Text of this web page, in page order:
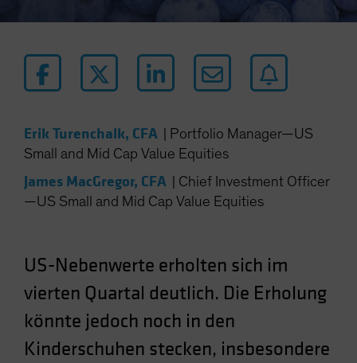
Japan - 日本
Luxembourg and Other EMEA
Norway
Poland
South Korea - 대한민국
Spain
Sweden
Switzerland
Erik Turenchalk, CFA
Portfolio Manager—US
Small and Mid Cap Value Equities
James MacGregor, CFA
Chief Investment Officer
—US Small and Mid Cap Value Equities
US-Nebenwerte erholten sich im
vierten Quartal deutlich. Die Erholung
könnte jedoch noch in den
Kinderschuhen stecken, insbesondere